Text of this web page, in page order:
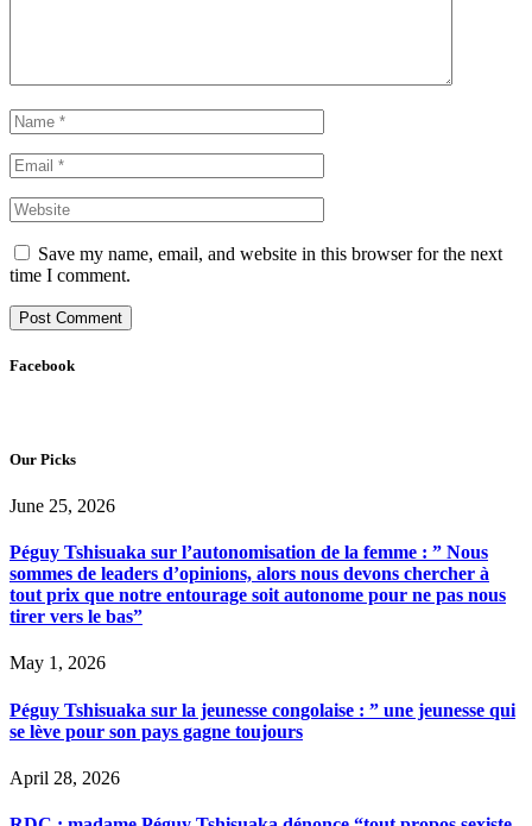
Save my name, email, and website in this browser for the next
time I comment.
Facebook
Our Picks
June 25, 2026
Péguy Tshisuaka sur l’autonomisation de la femme : ” Nous
sommes de leaders d’opinions, alors nous devons chercher à
tout prix que notre entourage soit autonome pour ne pas nous
tirer vers le bas”
May 1, 2026
Péguy Tshisuaka sur la jeunesse congolaise : ” une jeunesse qui
se lève pour son pays gagne toujours
April 28, 2026